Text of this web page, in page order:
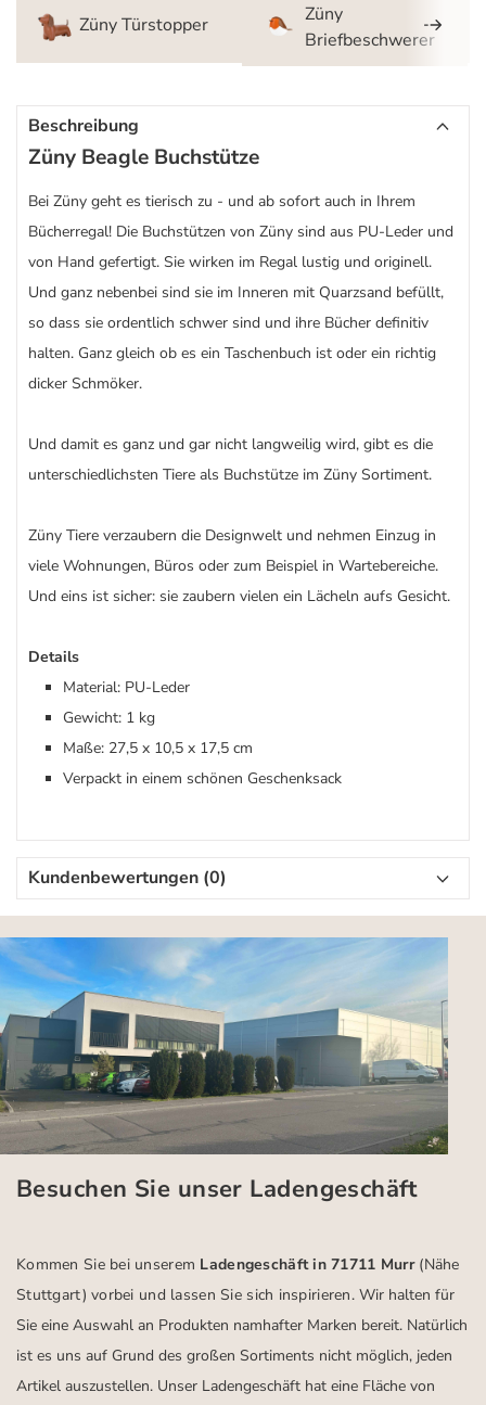
Züny Türstopper
Züny
Briefbeschwerer
Beschreibung
Züny Beagle Buchstütze
Bei Züny geht es tierisch zu - und ab sofort auch in Ihrem
Bücherregal! Die Buchstützen von Züny sind aus PU-Leder und
von Hand gefertigt. Sie wirken im Regal lustig und originell.
Und ganz nebenbei sind sie im Inneren mit Quarzsand befüllt,
so dass sie ordentlich schwer sind und ihre Bücher definitiv
halten. Ganz gleich ob es ein Taschenbuch ist oder ein richtig
dicker Schmöker.
Und damit es ganz und gar nicht langweilig wird, gibt es die
unterschiedlichsten Tiere als Buchstütze im Züny Sortiment.
Züny Tiere verzaubern die Designwelt und nehmen Einzug in
viele Wohnungen, Büros oder zum Beispiel in Wartebereiche.
Und eins ist sicher: sie zaubern vielen ein Lächeln aufs Gesicht.
Details
Material: PU-Leder
Gewicht: 1 kg
Maße: 27,5 x 10,5 x 17,5 cm
Verpackt in einem schönen Geschenksack
Kundenbewertungen (0)
Besuchen Sie unser Ladengeschäft
Kommen Sie bei unserem Ladengeschäft in 71711 Murr (Nähe
Stuttgart) vorbei und lassen Sie sich inspirieren.Wir halten für
Sie eine Auswahl an Produkten namhafter Marken bereit. Natürlich
ist es uns auf Grund des großen Sortiments nicht möglich, jeden
Artikel auszustellen. Unser Ladengeschäft hat eine Fläche von